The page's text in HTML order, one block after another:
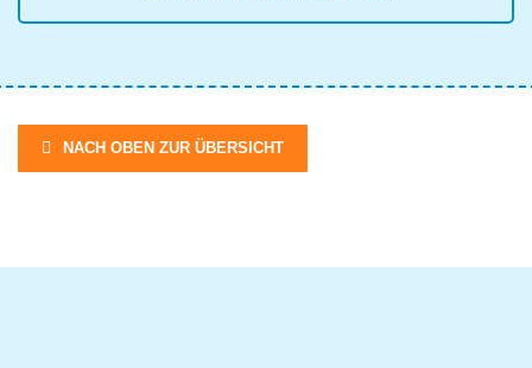
NACH OBEN ZUR ÜBERSICHT